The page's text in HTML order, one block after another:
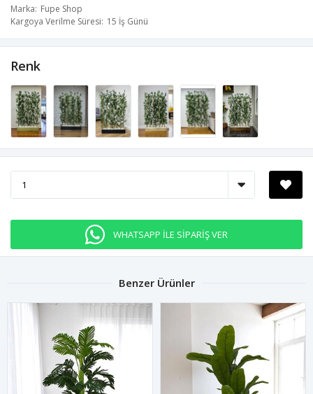
Marka Fupe Shop
Kargoya Verilme Süresi 15 İş Günü
Renk
WHATSAPP İLE SİPARİŞ VER
Benzer Ürünler